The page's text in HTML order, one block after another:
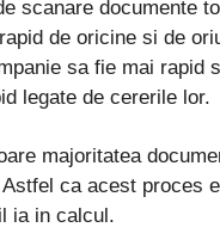
scanare documente
de oricine si de
sa fie mai rapid
legate de cererile lor.
majoritatea
ca acest proces
ia in calcul.